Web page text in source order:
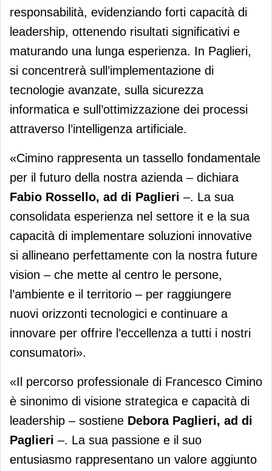
responsabilità, evidenziando forti capacità di
leadership, ottenendo risultati significativi e
maturando una lunga esperienza. In Paglieri,
si concentrerà sull’implementazione di
tecnologie avanzate, sulla sicurezza
informatica e sull’ottimizzazione dei processi
attraverso l’intelligenza artificiale.
«Cimino rappresenta un tassello fondamentale
per il futuro della nostra azienda – dichiara
Fabio Rossello, ad di Paglieri –. La sua
consolidata esperienza nel settore it e la sua
capacità di implementare soluzioni innovative
si allineano perfettamente con la nostra future
vision – che mette al centro le persone,
l’ambiente e il territorio – per raggiungere
nuovi orizzonti tecnologici e continuare a
innovare per offrire l’eccellenza a tutti i nostri
consumatori».
«Il percorso professionale di Francesco Cimino
è sinonimo di visione strategica e capacità di
leadership – sostiene Debora Paglieri, ad di
Paglieri –. La sua passione e il suo
entusiasmo rappresentano un valore aggiunto